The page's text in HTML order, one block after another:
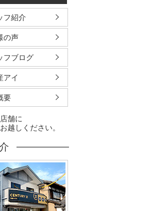
フ紹介
の声
フブログ
アイ
要
舗に
越しください。